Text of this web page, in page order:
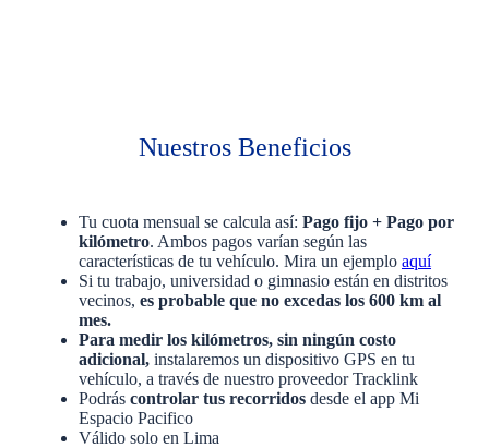
Nuestros Beneficios
Tu cuota mensual se calcula así: Pago fijo + Pago por
kilómetro. Ambos pagos varían según las
características de tu vehículo. Mira un ejemplo aquí
Si tu trabajo, universidad o gimnasio están en distritos
vecinos, es probable que no excedas los 600 km al
mes.
Para medir los kilómetros, sin ningún costo
adicional, instalaremos un dispositivo GPS en tu
vehículo, a través de nuestro proveedor Tracklink
Podrás controlar tus recorridos desde el app Mi
Espacio Pacifico
Válido solo en Lima